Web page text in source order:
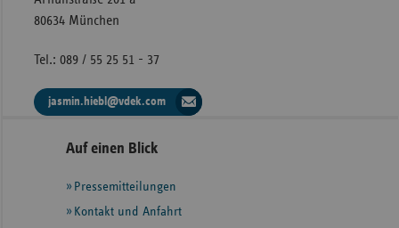
80634 München
Tel.: 089 / 55 25 51 - 37
jasmin.hiebl@vdek.com
Seitennavigation
Seitenleiste
weiteren
Informationen
Auf einen Blick
Pressemitteilungen
Kontakt und Anfahrt